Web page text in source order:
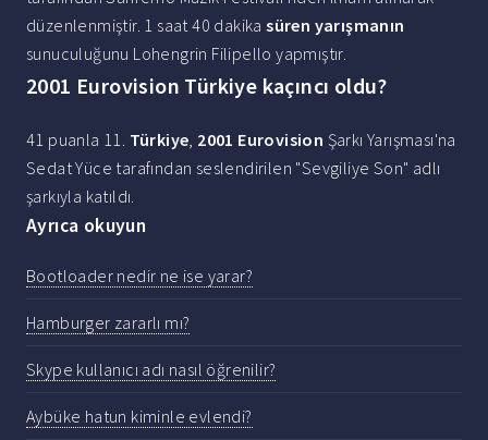
düzenlenmiştir. 1 saat 40 dakikasüren yarışmanın
sunuculuğunu Lohengrin Filipello yapmıştır.
2001 Eurovision Türkiye kaçıncı oldu?
41 puanla 11. Türkiye, 2001 Eurovision Şarkı Yarışması'na
Sedat Yüce tarafından seslendirilen "Sevgiliye Son" adlı
şarkıyla katıldı.
Ayrıca okuyun
Bootloader nedir ne ise yarar?
Hamburger zararlı mı?
Skype kullanıcı adı nasıl öğrenilir?
Aybüke hatun kiminle evlendi?